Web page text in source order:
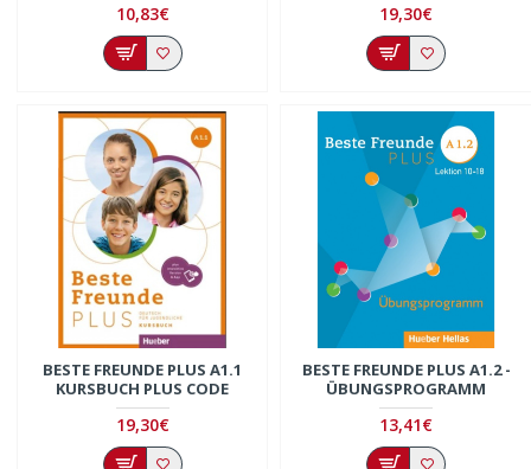
10,83€ 19,30€
BESTE FREUNDE PLUS A1.1
KURSBUCH PLUS CODE
19,30€
BESTE FREUNDE PLUS A1.2 -
ÜBUNGSPROGRAMM
13,41€